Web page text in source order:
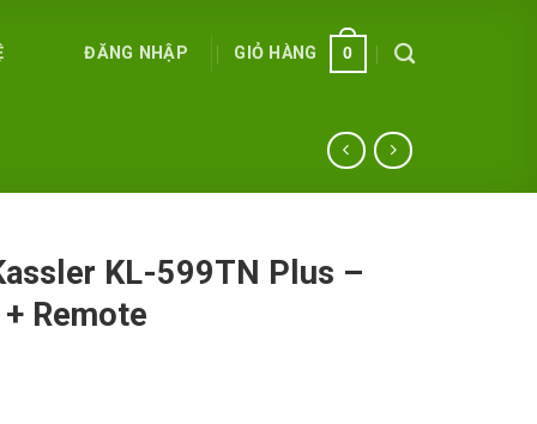
ĐĂNG NHẬP GIỎ HÀNG 0
KL-599TN Plus –
Remote